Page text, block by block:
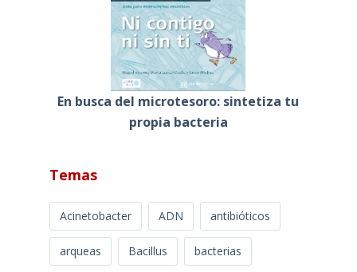
En busca del microtesoro: sintetiza tu
propia bacteria
Temas
Acinetobacter ADN antibióticos
arqueas Bacillus bacterias